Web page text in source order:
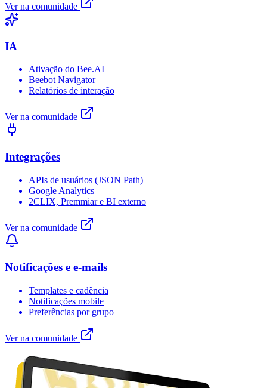
Ver na comunidade
IA
Ativação do Bee.AI
Beebot Navigator
Relatórios de interação
Ver na comunidade
Integrações
APIs de usuários (JSON Path)
Google Analytics
2CLIX, Premmiar e BI externo
Ver na comunidade
Notificações e e-mails
Templates e cadência
Notificações mobile
Preferências por grupo
Ver na comunidade